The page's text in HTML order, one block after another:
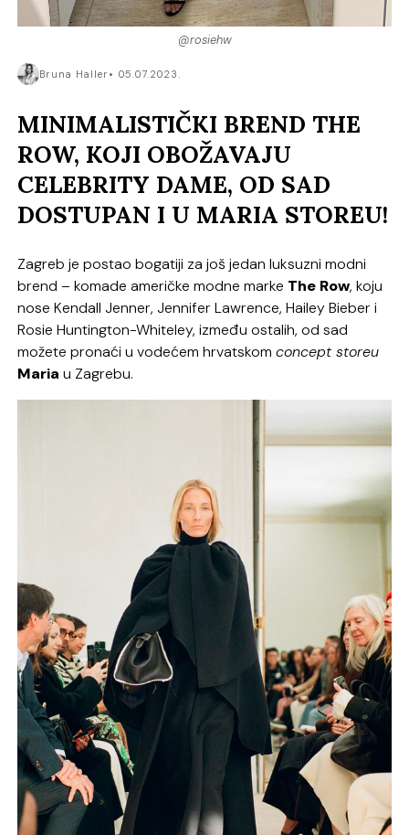
@rosiehw
Bruna Haller 05.07.2023.
MINIMALISTIČKI BREND THE
ROW, KOJI OBOŽAVAJU
CELEBRITY DAME, OD SAD
DOSTUPAN I U MARIA STOREU!
Zagreb je postao bogatiji za još jedan luksuzni modni
brend – komade američke modne marke The Row, koju
nose Kendall Jenner, Jennifer Lawrence, Hailey Bieber i
Rosie Huntington-Whiteley, između ostalih, od sad
možete pronaći u vodećem hrvatskomconcept storeu
Maria u Zagrebu.